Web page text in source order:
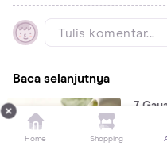
Tulis komentar...
Baca selanjutnya
7
Ditiru
Home Shopping